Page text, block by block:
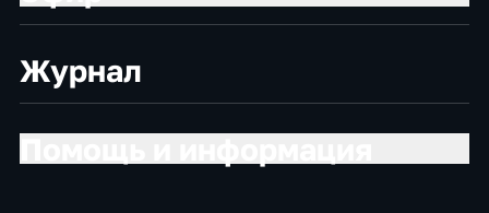
Журнал